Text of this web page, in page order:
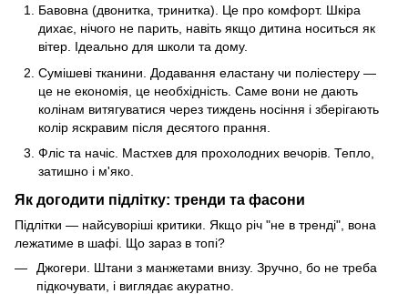
Бавовна (двонитка, тринитка). Це про комфорт. Шкіра
дихає, нічого не парить, навіть якщо дитина носиться як
вітер. Ідеально для школи та дому.
Сумішеві тканини. Додавання еластану чи поліестеру —
це не економія, це необхідність. Саме вони не дають
колінам витягуватися через тиждень носіння і зберігають
колір яскравим після десятого прання.
Фліс та начіс. Мастхев для прохолодних вечорів. Тепло,
затишно і м'яко.
Як догодити підлітку: тренди та фасони
Підлітки — найсуворіші критики. Якщо річ "не в тренді", вона
лежатиме в шафі. Що зараз в топі?
Джогери. Штани з манжетами внизу. Зручно, бо не треба
підкочувати, і виглядає акуратно.